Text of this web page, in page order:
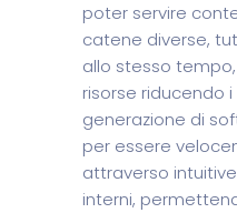
poter servire
catene diverse,
allo stesso
risorse riducendo
generazione di
per essere
attraverso
interni,